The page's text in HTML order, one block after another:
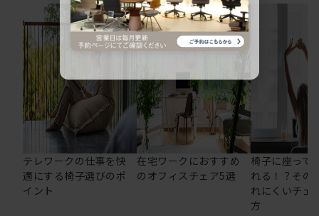
テレワークの仕事を快
適にする椅子選びのポ
イント
在宅ワークにおすすめ
のオフィスチェア5選
椅子に座って
れる！？その
れにくいチェ
方